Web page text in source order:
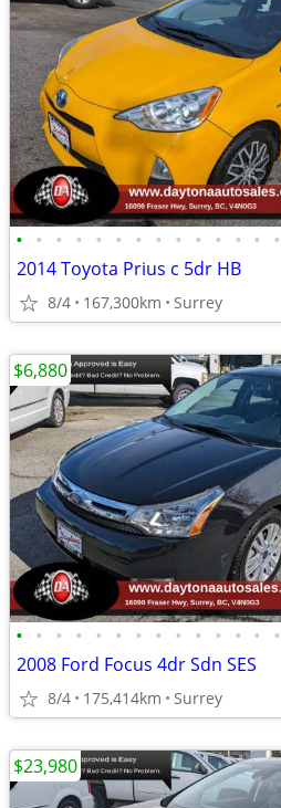
• • • • • • • • • • • • • •
2014 Toyota Prius c 5dr HB
8/4 167,300km Surrey
• • • • • • • • • • • • • •
2008 Ford Focus 4dr Sdn SES
8/4 175,414km Surrey
$6,880
$23,980